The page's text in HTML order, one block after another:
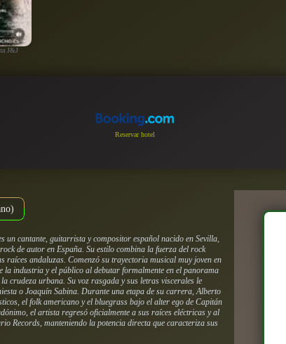
J&J
Reservar hotel
un cantante, guitarrista y compositor español nacido en Sevilla,
de autor en España. Su estilo combina la fuerza del rock
andaluzas. Comenzó su trayectoria musical muy joven en
la industria y el público al debutar formalmente en el panorama
crudeza urbana. Su voz rasgada y sus letras viscerales le
o Joaquín Sabina. Durante una etapa de su carrera, Alberto
el folk americano y el bluegrass bajo el alter ego de Capitán
el artista regresó oficialmente a sus raíces eléctricas y al
Records, manteniendo la potencia directa que caracteriza sus